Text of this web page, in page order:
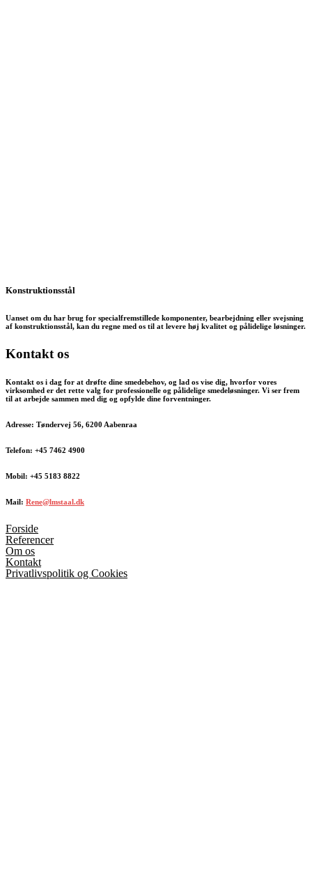
Konstruktionsstål
Uanset om du har brug for specialfremstillede komponenter, bearbejdning eller svejsning
af konstruktionsstål, kan du regne med os til at levere høj kvalitet og pålidelige løsninger.
Kontakt os
Kontakt os i dag for at drøfte dine smedebehov, og lad os vise dig, hvorfor vores
virksomhed er det rette valg for professionelle og pålidelige smedeløsninger. Vi ser frem
til at arbejde sammen med dig og opfylde dine forventninger.
Adresse: Tøndervej 56, 6200 Aabenraa
Telefon: +45 7462 4900
Mobil: +45 5183 8822
Mail: Rene@lmstaal.dk
Forside
Referencer
Om os
Kontakt
Privatlivspolitik og Cookies